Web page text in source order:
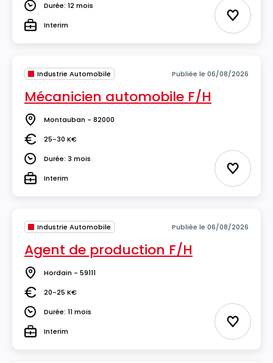
DuréeDurée: 12 mois
TypeInterim Ajouter
Industrie Automobile Publiée le 06/08/2026
Mécanicien automobile F/H
Lieu Montauban - 82000
Salaire25-30 K€
DuréeDurée: 3 mois
TypeInterim Ajouter
Industrie Automobile Publiée le 06/08/2026
Agent de production F/H
Lieu Hordain - 59111
Salaire20-25 K€
DuréeDurée: 11 mois
TypeInterim Ajouter